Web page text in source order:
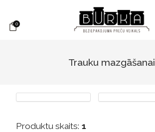
0
Trauku mazgāšanai
Produktu skaits: 1